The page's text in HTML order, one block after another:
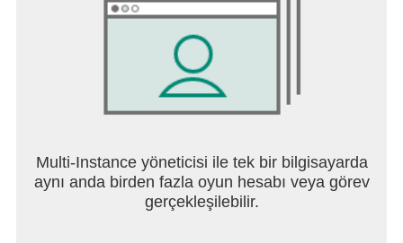
Multi-Instance yöneticisi ile tek bir bilgisayarda
aynı anda birden fazla oyun hesabı veya görev
gerçekleşilebilir.